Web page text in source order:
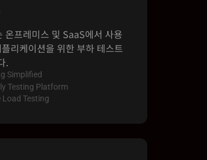
프레미스 및 SaaS에서 사용
리케이션을 위한 부하 테스트
.
Simplified
Testing Platform
Load Testing